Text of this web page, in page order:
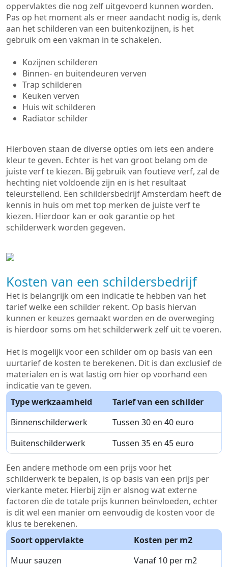
oppervlaktes die nog zelf uitgevoerd kunnen worden.
Pas op het moment als er meer aandacht nodig is, denk
aan het schilderen van een buitenkozijnen, is het
gebruik om een vakman in te schakelen.
Kozijnen schilderen
Binnen- en buitendeuren verven
Trap schilderen
Keuken verven
Huis wit schilderen
Radiator schilder
Hierboven staan de diverse opties om iets een andere
kleur te geven. Echter is het van groot belang om de
juiste verf te kiezen. Bij gebruik van foutieve verf, zal de
hechting niet voldoende zijn en is het resultaat
teleurstellend. Een schildersbedrijf Amsterdam heeft de
kennis in huis om met top merken de juiste verf te
kiezen. Hierdoor kan er ook garantie op het
schilderwerk worden gegeven.
Kosten van een schildersbedrijf
Het is belangrijk om een indicatie te hebben van het
tarief welke een schilder rekent. Op basis hiervan
kunnen er keuzes gemaakt worden en de overweging
is hierdoor soms om het schilderwerk zelf uit te voeren.
Het is mogelijk voor een schilder om op basis van een
uurtarief de kosten te berekenen. Dit is dan exclusief de
materialen en is wat lastig om hier op voorhand een
indicatie van te geven.
Type werkzaamheid
Tarief van een schilder
Binnenschilderwerk
Tussen 30 en 40 euro
Buitenschilderwerk
Tussen 35 en 45 euro
Een andere methode om een prijs voor het
schilderwerk te bepalen, is op basis van een prijs per
vierkante meter. Hierbij zijn er alsnog wat externe
factoren die de totale prijs kunnen beïnvloeden, echter
is dit wel een manier om eenvoudig de kosten voor de
klus te berekenen.
Soort oppervlakte
Kosten per m2
Muur sauzen
Vanaf 10 per m2